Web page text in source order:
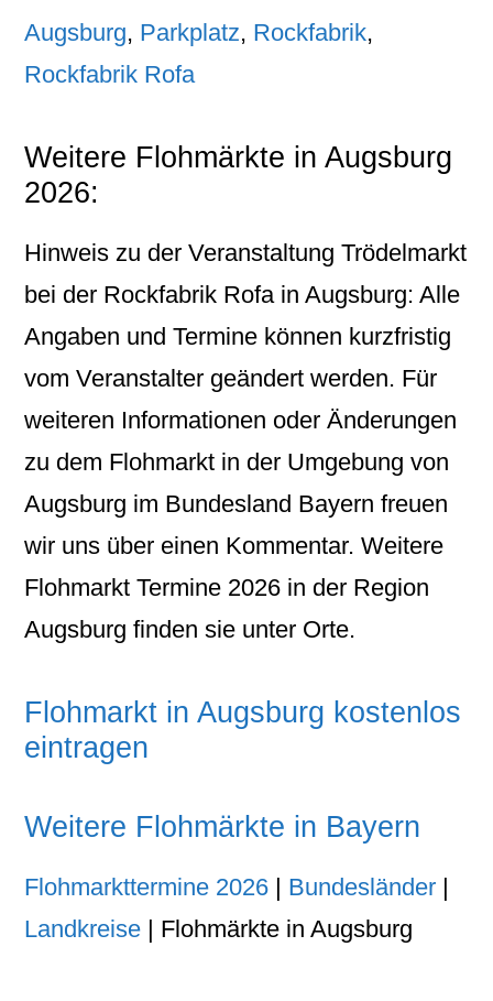
Augsburg, Parkplatz, Rockfabrik,
Rockfabrik Rofa
Weitere Flohmärkte in Augsburg
2026:
Hinweis zu der Veranstaltung Trödelmarkt
bei der Rockfabrik Rofa in Augsburg: Alle
Angaben und Termine können kurzfristig
vom Veranstalter geändert werden. Für
weiteren Informationen oder Änderungen
zu dem Flohmarkt in der Umgebung von
Augsburg im Bundesland Bayern freuen
wir uns über einen Kommentar. Weitere
Flohmarkt Termine 2026 in der Region
Augsburg finden sie unter Orte.
Flohmarkt in Augsburg kostenlos
eintragen
Weitere Flohmärkte in Bayern
Flohmarkttermine 2026 | Bundesländer |
Landkreise | Flohmärkte in Augsburg